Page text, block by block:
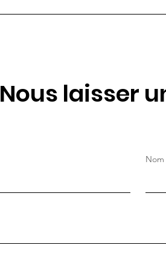
science-fiction
Nous laisser
Nom